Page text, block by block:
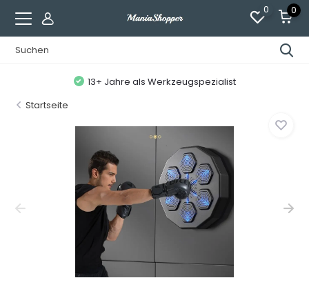
0 0
13+ Jahre als Werkzeugspezialist
Startseite